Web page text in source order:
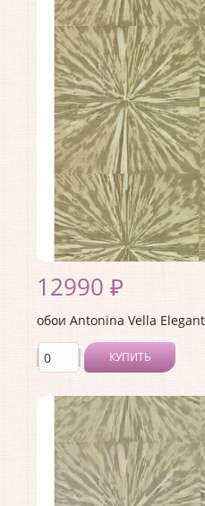
Ширина рулона:0.52
Материал покрытия:Без
Страна:США
Материал основы:Флизелин
Раппорт:<>
12990 ₽
обои Antonina Vella
КУПИТЬ
Коллекция:Elegant Earth
Длина рулона:10.05
Ширина рулона:0.52
Материал покрытия: Без
Страна:США
Материал основы:Флизелин